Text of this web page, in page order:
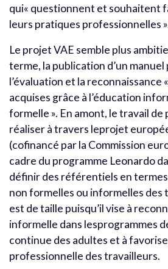
qui« questionnent et souhaitent
leurs pratiques professionnelles
Le projet VAE semble plus
terme, la publication d’un
l’évaluation et la reconnaissance
acquises grâce à l’éducation
formelle ». En amont, le travail
réaliser à travers leprojet
(cofinancé par la Commission
cadre du programme Leonardo
définir des référentiels en
non formelles ou informelles des
est de taille puisqu’il vise à
informelle dans lesprogrammes
continue des adultes et à
professionnelle des travailleurs.